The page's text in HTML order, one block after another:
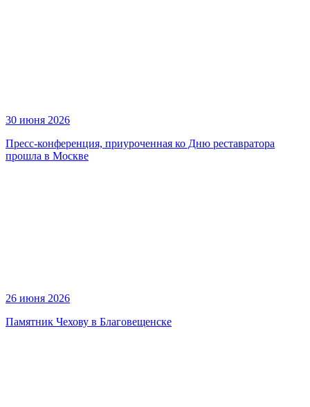
30 июня 2026
Пресс-конференция, приуроченная ко Дню реставратора
прошла в Москве
26 июня 2026
Памятник Чехову в Благовещенске